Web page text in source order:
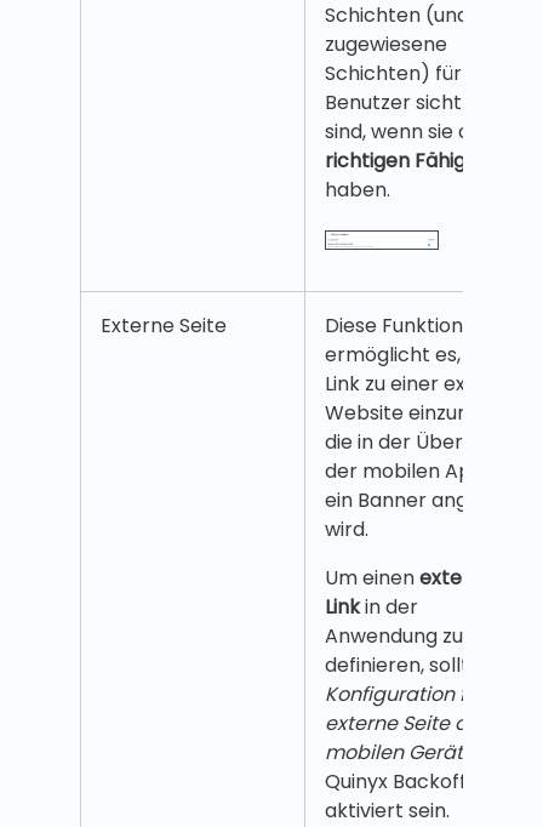
Schichten (und nicht
zugewiesene
Schichten) für den
Benutzer sichtbar
sind, wenn sie die
richtigen Fähigkeiten
haben.
Externe Seite
Diese Funktion
ermöglicht es, einen
Link zu einer externen
Website einzurichten,
die in der Übersicht
der mobilen App wie
ein Banner angezeigt
wird.
Um einenexternen
Linkin der
Anwendung zu
definieren, sollte die
Konfiguration für die
externe Seite auf
mobilen Geräten
Quinyx Backoffice
aktiviert sein.